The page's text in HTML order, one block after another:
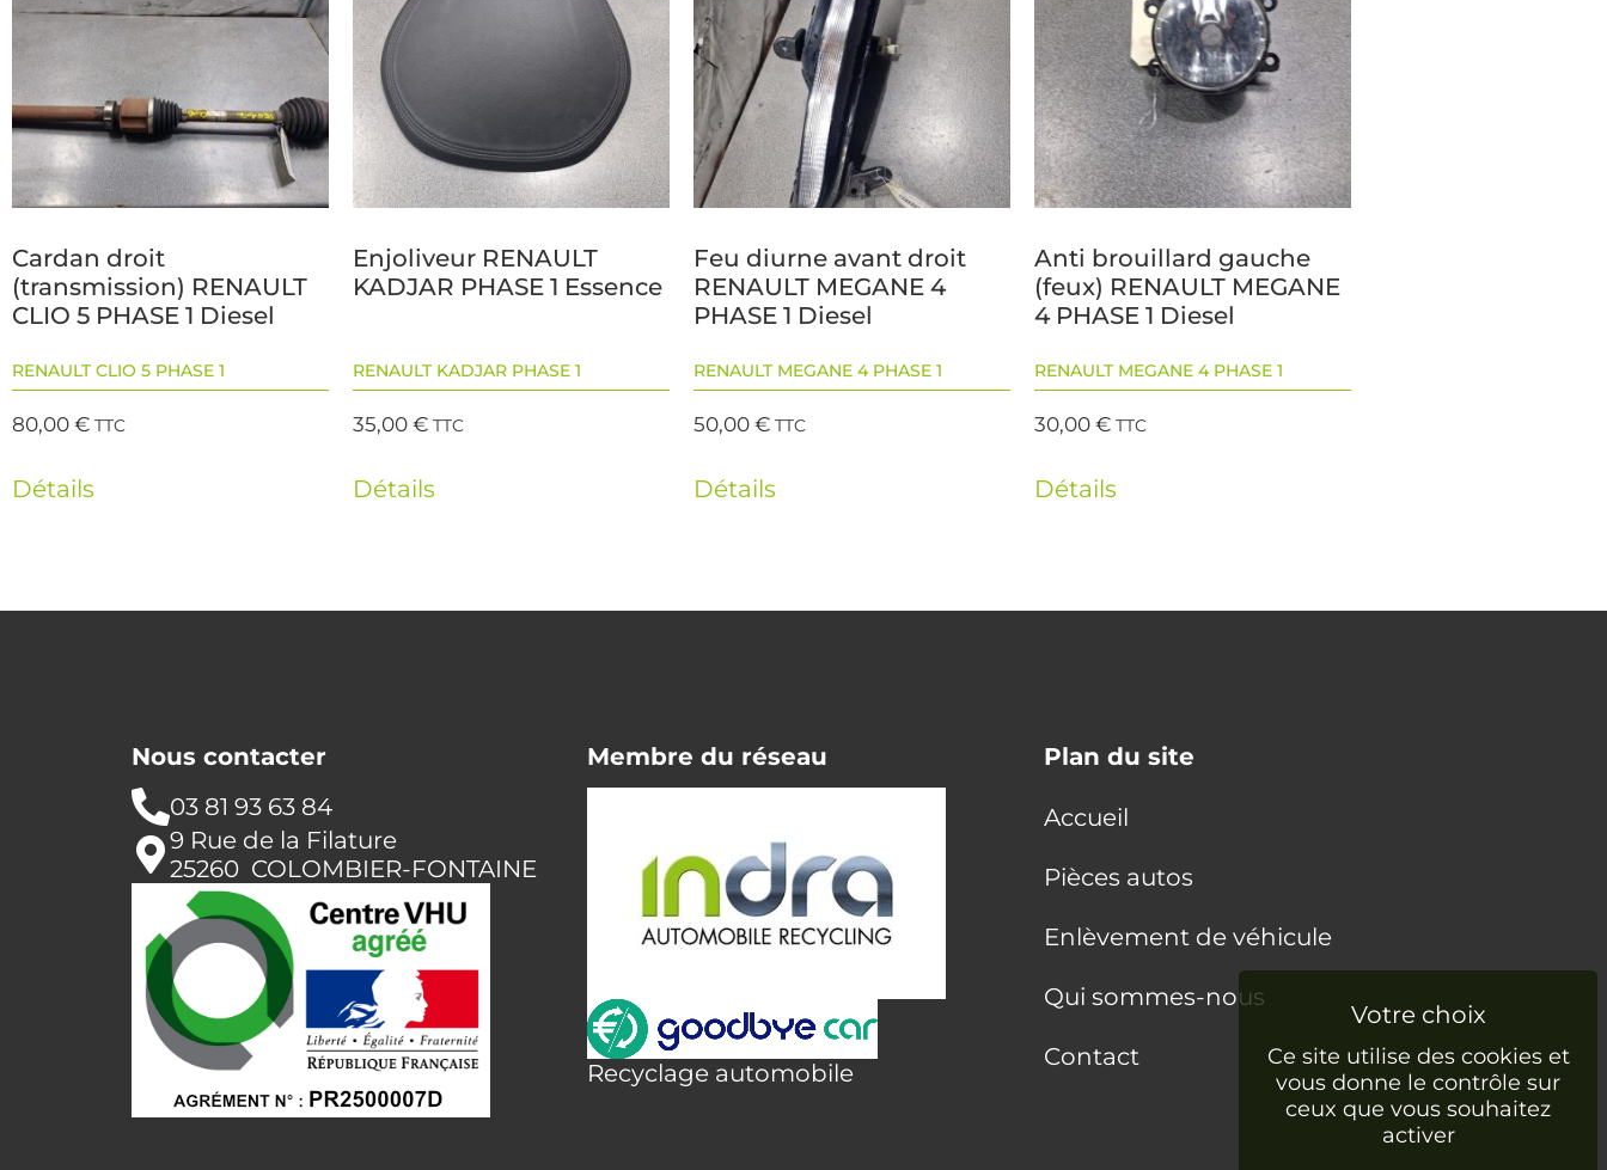
Cardan droit
(transmission) RENAULT
CLIO 5 PHASE 1 Diesel
RENAULT CLIO 5 PHASE 1
80,00€ TTC
Détails
Enjoliveur RENAULT
KADJAR PHASE 1 Essence
RENAULT KADJAR PHASE 1
35,00€ TTC
Détails
Feu diurne avant droit
RENAULT MEGANE 4
PHASE 1 Diesel
RENAULT MEGANE 4 PHASE 1
50,00€ TTC
Détails
Anti brouillard gauche
(feux) RENAULT MEGANE
4 PHASE 1 Diesel
RENAULT MEGANE 4 PHASE 1
30,00€ TTC
Détails
Nous contacter
03 81 93 63 84
9 Rue de la Filature
25260 COLOMBIER-FONTAINE
Membre du réseau
Recyclage automobile
Plan du site
Accueil
Pièces autos
Enlèvement de véhicule
Qui sommes-nous
Contact
Ce site utilise des cookies et
vous donne le contrôle sur
ceux que vous souhaitez
activer